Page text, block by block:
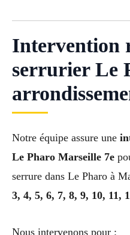
Intervention
serrurier Le
Notre équipe assure une
Le Pharo Marseille 7e
serrure dans Le Pharo à
3, 4, 5, 6, 7, 8, 9, 10, 11,
Nous intervenons pour :